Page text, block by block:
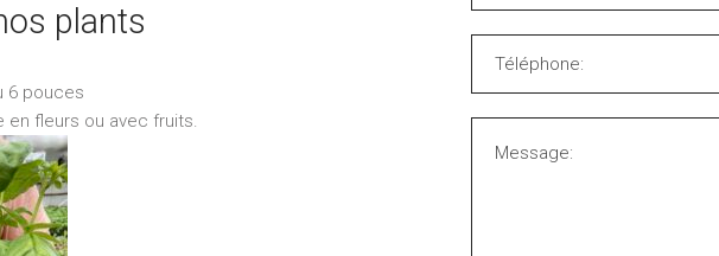
plants
6 pouces
en fleurs ou avec fruits.